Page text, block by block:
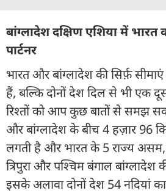
बांग्लादेश दक्षिण एशिया में भारत
पार्टनर
भारत और बांग्लादेश की सिर्फ़
हैं, बल्कि दोनों देश दिल से भी एक
रिश्तों को आप कुछ बातों से समझ
और बांग्लादेश के बीच 4 हज़ार 96
लगती है और भारत के 5 राज्य
त्रिपुरा और पश्चिम बंगाल
इसके अलावा दोनों देश 54 नदियां